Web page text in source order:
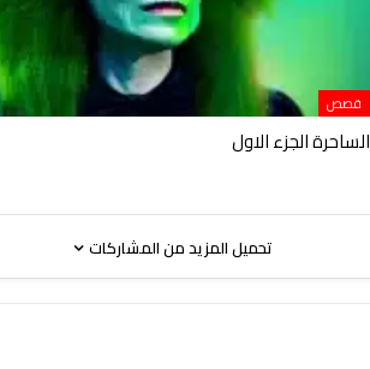
قصص
الساحرة الجزء الاول
تحميل المزيد من المشاركات